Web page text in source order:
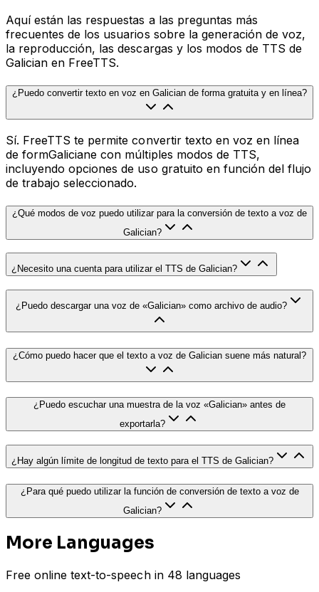
Aquí están las respuestas a las preguntas más
frecuentes de los usuarios sobre la generación de voz,
la reproducción, las descargas y los modos de TTS de
Galician en FreeTTS.
¿Puedo convertir texto en voz en Galician de forma gratuita y en línea?
Sí. FreeTTS te permite convertir texto en voz en línea
de formGaliciane con múltiples modos de TTS,
incluyendo opciones de uso gratuito en función del flujo
de trabajo seleccionado.
¿Qué modos de voz puedo utilizar para la conversión de texto a voz de
Galician?
¿Necesito una cuenta para utilizar el TTS de Galician?
¿Puedo descargar una voz de «Galician» como archivo de audio?
¿Cómo puedo hacer que el texto a voz de Galician suene más natural?
¿Puedo escuchar una muestra de la voz «Galician» antes de
exportarla?
¿Hay algún límite de longitud de texto para el TTS de Galician?
¿Para qué puedo utilizar la función de conversión de texto a voz de
Galician?
More Languages
Free online text-to-speech in 48 languages